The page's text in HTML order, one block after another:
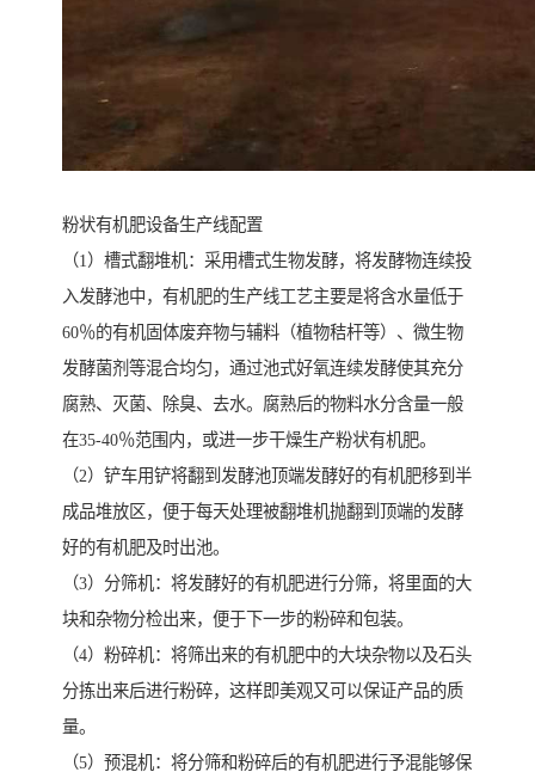
粉状有机肥设备生产线配置
（1）槽式翻堆机：采用槽式生物发酵，将发酵物连续投
入发酵池中，有机肥的生产线工艺主要是将含水量低于
60％的有机固体废弃物与辅料（植物秸杆等）、微生物
发酵菌剂等混合均匀，通过池式好氧连续发酵使其充分
腐熟、灭菌、除臭、去水。腐熟后的物料水分含量一般
在35-40％范围内，或进一步干燥生产粉状有机肥。
（2）铲车用铲将翻到发酵池顶端发酵好的有机肥移到半
成品堆放区，便于每天处理被翻堆机抛翻到顶端的发酵
好的有机肥及时出池。
（3）分筛机：将发酵好的有机肥进行分筛，将里面的大
块和杂物分检出来，便于下一步的粉碎和包装。
（4）粉碎机：将筛出来的有机肥中的大块杂物以及石头
分拣出来后进行粉碎，这样即美观又可以保证产品的质
量。
（5）预混机：将分筛和粉碎后的有机肥进行予混能够保